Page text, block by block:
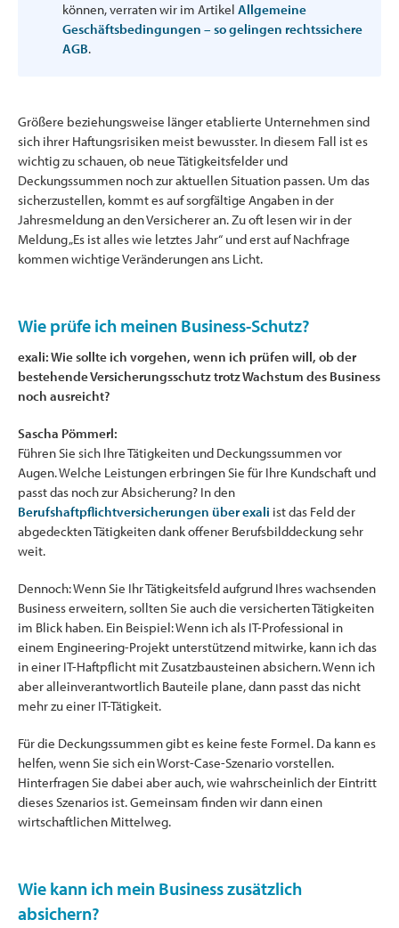
können, verraten wir im Artikel Allgemeine
Geschäftsbedingungen – so gelingen rechtssichere
AGB.
Größere beziehungsweise länger etablierte Unternehmen sind
sich ihrer Haftungsrisiken meist bewusster. In diesem Fall ist es
wichtig zu schauen, ob neue Tätigkeitsfelder und
Deckungssummen noch zur aktuellen Situation passen. Um das
sicherzustellen, kommt es auf sorgfältige Angaben in der
Jahresmeldung an den Versicherer an. Zu oft lesen wir in der
Meldung „Es ist alles wie letztes Jahr“ und erst auf Nachfrage
kommen wichtige Veränderungen ans Licht.
Wie prüfe ich meinen Business-Schutz?
exali: Wie sollte ich vorgehen, wenn ich prüfen will, ob der
bestehende Versicherungsschutz trotz Wachstum des Business
noch ausreicht?
Sascha Pömmerl:
Führen Sie sich Ihre Tätigkeiten und Deckungssummen vor
Augen. Welche Leistungen erbringen Sie für Ihre Kundschaft und
passt das noch zur Absicherung? In den
Berufshaftpflichtversicherungen über exali ist das Feld der
abgedeckten Tätigkeiten dank offener Berufsbilddeckung sehr
weit.
Dennoch: Wenn Sie Ihr Tätigkeitsfeld aufgrund Ihres wachsenden
Business erweitern, sollten Sie auch die versicherten Tätigkeiten
im Blick haben. Ein Beispiel: Wenn ich als IT-Professional in
einem Engineering-Projekt unterstützend mitwirke, kann ich das
in einer IT-Haftpflicht mit Zusatzbausteinen absichern. Wenn ich
aber alleinverantwortlich Bauteile plane, dann passt das nicht
mehr zu einer IT-Tätigkeit.
Für die Deckungssummen gibt es keine feste Formel. Da kann es
helfen, wenn Sie sich ein Worst-Case-Szenario vorstellen.
Hinterfragen Sie dabei aber auch, wie wahrscheinlich der Eintritt
dieses Szenarios ist. Gemeinsam finden wir dann einen
wirtschaftlichen Mittelweg.
Wie kann ich mein Business zusätzlich
absichern?